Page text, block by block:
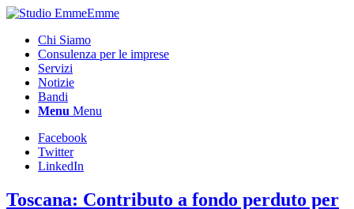
Chi Siamo
Consulenza per le imprese
Servizi
Notizie
Bandi
Menu Menu
Facebook
Twitter
LinkedIn
Toscana: Contributo a fondo perduto per